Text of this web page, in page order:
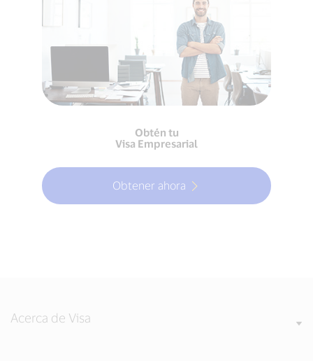
Obtén tu
Visa Empresarial
Obtener ahora
Acerca de Visa